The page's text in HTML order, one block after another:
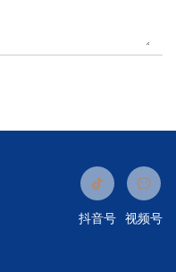
抖音号 视频号